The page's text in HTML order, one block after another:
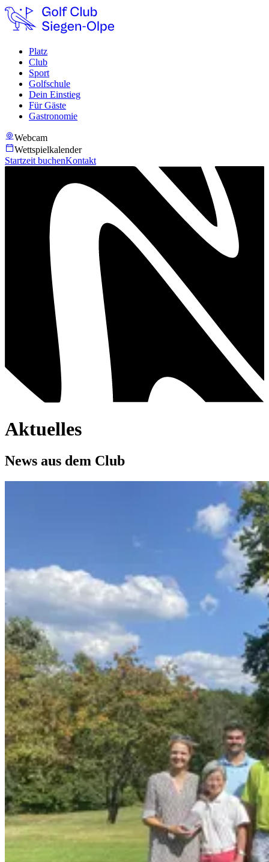
Platz
Club
Sport
Golfschule
Dein Einstieg
Für Gäste
Gastronomie
Webcam
Wettspielkalender
Startzeit buchenKontakt
Aktuelles
News aus dem Club